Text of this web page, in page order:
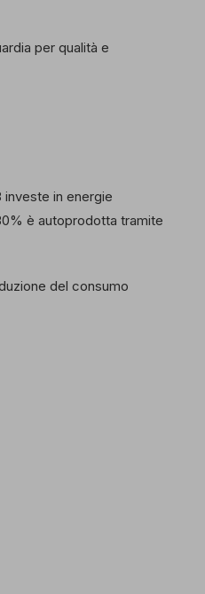
per qualità e
investe in energie
è autoprodotta tramite
del consumo